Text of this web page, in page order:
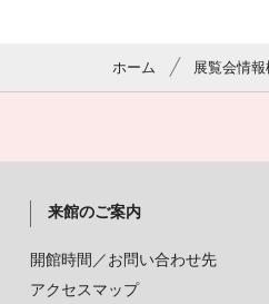
ホーム 展覧会情
来館のご案内
開館時間／お問い合わせ先
アクセスマップ